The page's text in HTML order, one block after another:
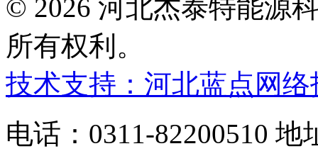
© 2026 河北杰泰特能源
所有权利。
技术支持：河北蓝点网
电话：0311-82200510